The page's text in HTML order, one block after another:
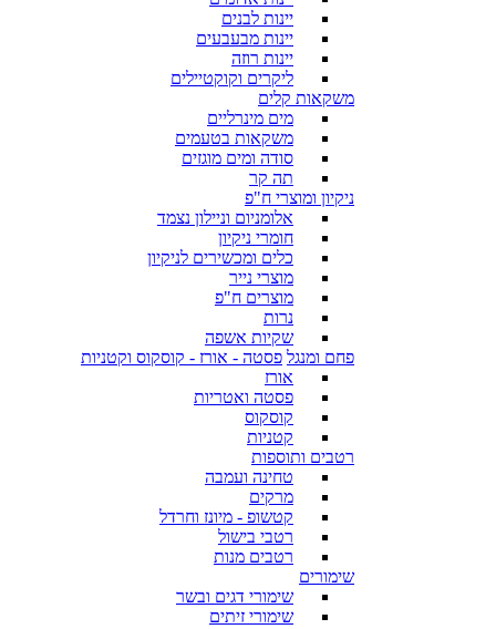
יינות לבנים
יינות מבעבעים
יינות רוזה
ליקרים וקוקטיילים
משקאות קלים
מים מינרליים
משקאות בטעמים
סודה ומים מוגזים
תה קר
ניקיון ומוצרי ח"פ
אלומניום וניילון נצמד
חומרי ניקיון
כלים ומכשירים לניקיון
מוצרי נייר
מוצרים ח"פ
נרות
שקיות אשפה
פחם ומנגל פסטה - אורז - קוסקוס וקטניות
אורז
פסטה ואטריות
קוסקוס
קטניות
רטבים ותוספות
טחינה ועמבה
מרקים
קטשופ - מיונז וחרדל
רטבי בישול
רטבים מנות
שימורים
שימורי דגים ובשר
שימורי זיתים